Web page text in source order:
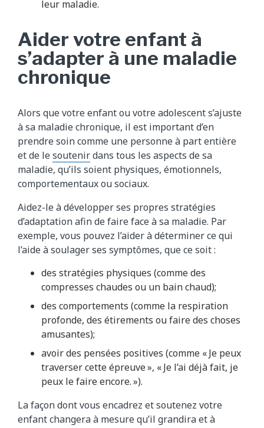
leur maladie.
Aider votre enfant à
s’adapter à une maladie
chronique
Alors que votre enfant ou votre adolescent s’ajuste
à sa maladie chronique, il est important d’en
prendre soin comme une personne à part entière
et de lesoutenirdans tous les aspects de sa
maladie, qu’ils soient physiques, émotionnels,
comportementaux ou sociaux.
Aidez-le à développer ses propres stratégies
d’adaptation afin de faire face à sa maladie. Par
exemple, vous pouvez l’aider à déterminer ce qui
l’aide à soulager ses symptômes, que ce soit :
des stratégies physiques (comme des
compresses chaudes ou un bain chaud);
des comportements (comme la respiration
profonde, des étirements ou faire des choses
amusantes);
avoir des pensées positives (comme « Je peux
traverser cette épreuve », « Je l’ai déjà fait, je
peux le faire encore. »).
La façon dont vous encadrez et soutenez votre
enfant changera à mesure qu’il grandira et à